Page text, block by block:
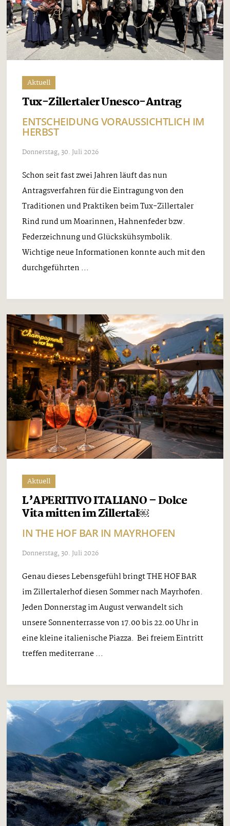
Aktuell
Tux-Zillertaler Unesco-Antrag
ENTSCHEIDUNG VORAUSSICHTLICH IM
HERBST
Donnerstag, 30. Juli 2026
Schon seit fast zwei Jahren läuft das nun
Antragsverfahren für die Eintragung von den
Traditionen und Praktiken beim Tux-Zillertaler
Rind rund um Moarinnen, Hahnenfeder bzw.
Federzeichnung und Glückskühsymbolik.
Wichtige neue Informationen konnte auch mit den
durchgeführten ...
Aktuell
L’APERITIVO ITALIANO – Dolce
Vita mitten im Zillertal￼
IN THE HOF BAR IN MAYRHOFEN
Donnerstag, 30. Juli 2026
Genau dieses Lebensgefühl bringt THE HOF BAR
im Zillertalerhof diesen Sommer nach Mayrhofen.
Jeden Donnerstag im August verwandelt sich
unsere Sonnenterrasse von 17.00 bis 22.00 Uhr in
eine kleine italienische Piazza. Bei freiem Eintritt
treffen mediterrane ...